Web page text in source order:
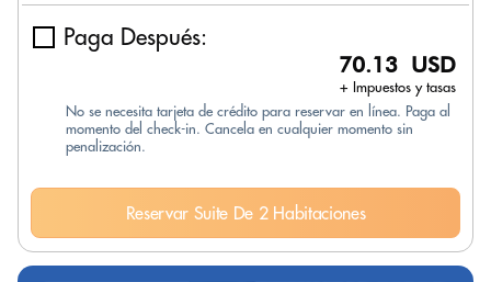
Paga Después:
70.13 USD
+ Impuestos y tasas
No se necesita tarjeta de crédito para reservar en línea. Paga al
momento del check-in. Cancela en cualquier momento sin
penalización.
Reservar Suite De 2 Habitaciones